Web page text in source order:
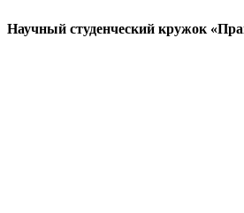
Научный студенческий кружок